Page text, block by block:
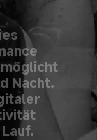
Nacht.